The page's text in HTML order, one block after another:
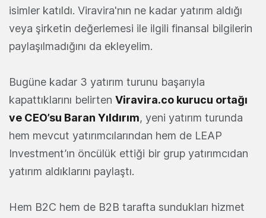
isimler katıldı. Viravira'nın ne kadar yatırım aldığı
veya şirketin değerlemesi ile ilgili finansal bilgilerin
paylaşılmadığını da ekleyelim.
Bugüne kadar 3 yatırım turunu başarıyla
kapattıklarını belirten Viravira.co kurucu ortağı
ve CEO’su Baran Yıldırım, yeni yatırım turunda
hem mevcut yatırımcılarından hem de LEAP
Investment’ın öncülük ettiği bir grup yatırımcıdan
yatırım aldıklarını paylaştı.
Hem B2C hem de B2B tarafta sundukları hizmet